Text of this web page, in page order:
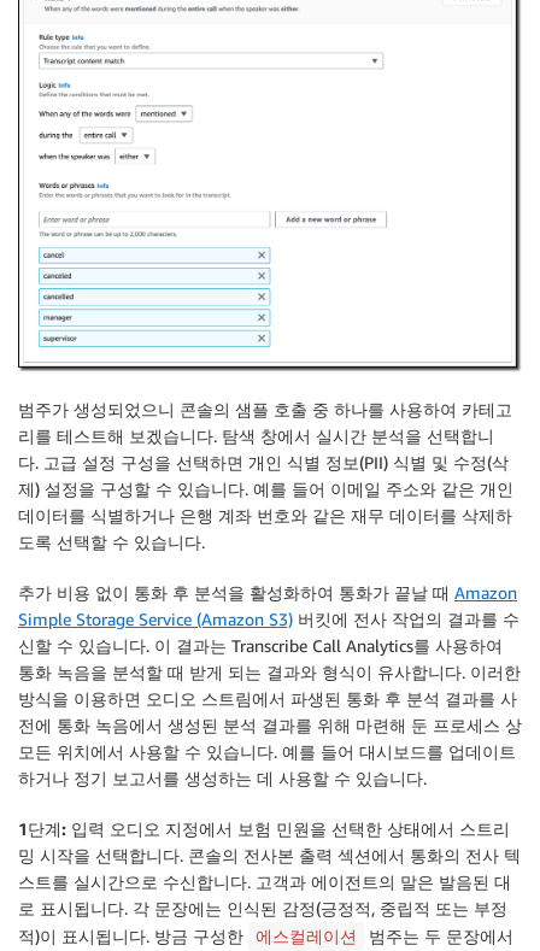
범주가 생성되었으니 콘솔의 샘플 호출 중 하나를 사용하여 카테고
리를 테스트해 보겠습니다. 탐색 창에서 실시간 분석을 선택합니
다. 고급 설정 구성을 선택하면 개인 식별 정보(PII) 식별 및 수정(삭
제) 설정을 구성할 수 있습니다. 예를 들어 이메일 주소와 같은 개인
데이터를 식별하거나 은행 계좌 번호와 같은 재무 데이터를 삭제하
도록 선택할 수 있습니다.
추가 비용 없이 통화 후 분석을 활성화하여 통화가 끝날 때 Amazon
Simple Storage Service (Amazon S3) 버킷에 전사 작업의 결과를 수
신할 수 있습니다. 이 결과는 Transcribe Call Analytics를 사용하여
통화 녹음을 분석할 때 받게 되는 결과와 형식이 유사합니다. 이러한
방식을 이용하면 오디오 스트림에서 파생된 통화 후 분석 결과를 사
전에 통화 녹음에서 생성된 분석 결과를 위해 마련해 둔 프로세스 상
모든 위치에서 사용할 수 있습니다. 예를 들어 대시보드를 업데이트
하거나 정기 보고서를 생성하는 데 사용할 수 있습니다.
1단계: 입력 오디오 지정에서 보험 민원을 선택한 상태에서 스트리
밍 시작을 선택합니다. 콘솔의 전사본 출력 섹션에서 통화의 전사 텍
스트를 실시간으로 수신합니다. 고객과 에이전트의 말은 발음된 대
로 표시됩니다. 각 문장에는 인식된 감정(긍정적, 중립적 또는 부정
적)이 표시됩니다. 방금 구성한
에스컬레이션
범주는 두 문장에서